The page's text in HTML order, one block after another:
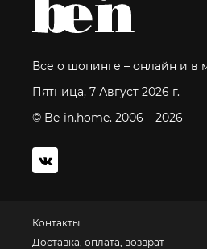
Все о шопинге – онлайн и в
Пятница, 7 Август 2026 г.
© Be-in.home. 2006 – 2026
Контакты
Доставка, оплата, возврат